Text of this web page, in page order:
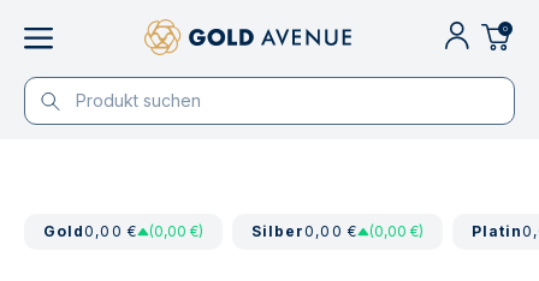
0
Gold0,00 € (0,00 €) Silber0,00 € (0,00 €) Platin